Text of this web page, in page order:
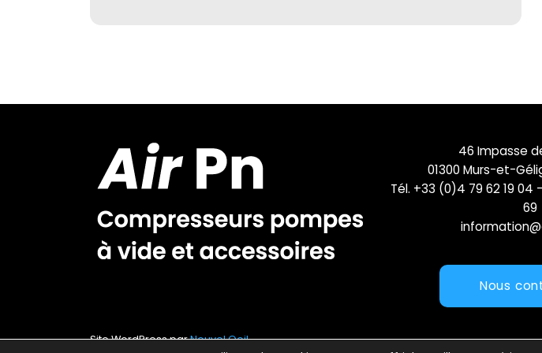
46 Impasse
01300 Murs-et-
Tél. +33 (0)4 79 62 19 04
69
Nous
Site WordPress parNouvel Oeil